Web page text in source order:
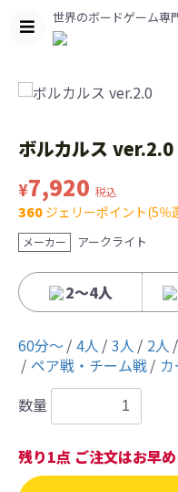
世界のボードゲーム専
ボルカルス ver.2.0
¥7,920 税込
360 ジェリーポイント(5％
メーカー アークライト
2〜4人
60分〜 4人 3人 2人
ペア戦・チーム戦
数量
残り1点 ご注文はお早